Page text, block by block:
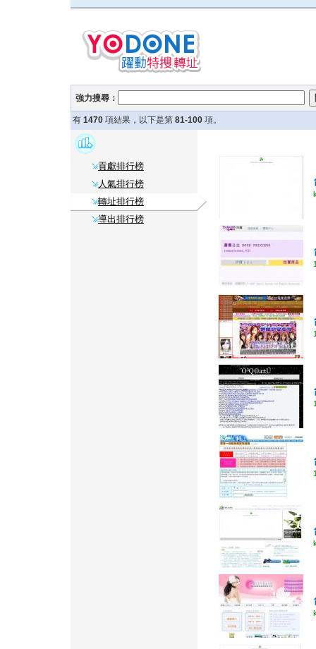
強力搜尋：
有 1470 項結果，以下是第 81-100 項。
貢獻排行榜
人氣排行榜
轉址排行榜
導出排行榜